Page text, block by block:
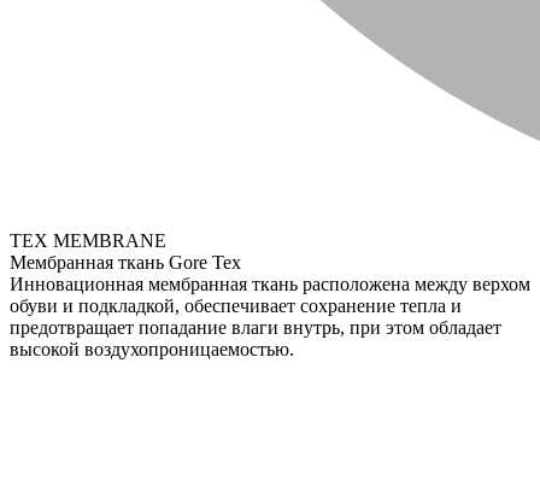
TEX MEMBRANE
Мембранная ткань Gore Tex
Инновационная мембранная ткань расположена между верхом
обуви и подкладкой, обеспечивает сохранение тепла и
предотвращает попадание влаги внутрь, при этом обладает
высокой воздухопроницаемостью.